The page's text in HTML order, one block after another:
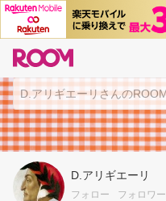
D.アリギエーリ
フォロー
フォロワー